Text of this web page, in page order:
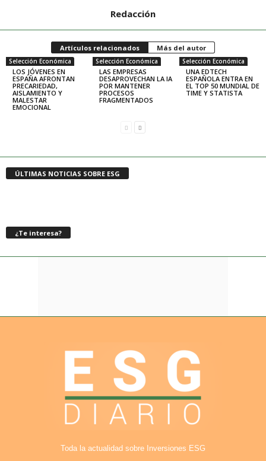
Redacción
Artículos relacionados Más del autor
Selección Económica
LOS JÓVENES EN
ESPAÑA AFRONTAN
PRECARIEDAD,
AISLAMIENTO Y
MALESTAR
EMOCIONAL
Selección Económica
LAS EMPRESAS
DESAPROVECHAN LA IA
POR MANTENER
PROCESOS
FRAGMENTADOS
Selección Económica
UNA EDTECH
ESPAÑOLA ENTRA EN
EL TOP 50 MUNDIAL DE
TIME Y STATISTA
ÚLTIMAS NOTICIAS SOBRE ESG
¿Te interesa?
Toda la actualidad sobre Inversiones ESG